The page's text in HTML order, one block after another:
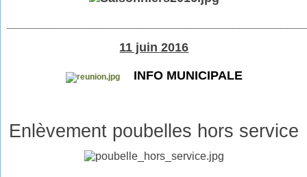
11 juin 2016
INFO MUNICIPALE
Enlèvement poubelles hors service